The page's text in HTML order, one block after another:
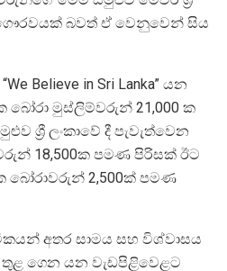
ගෞරවයක් බවත් ඒ වෙනුවෙන් සිය
Believe in Sri Lanka” යන
බෝරා මුස්ලිම්වරුන් 21,000 ක
ශ්‍රී ලංකාවේ දී පැවැත්වෙන
18,500ක පමණ පිරිසක් ඊට
බෝරාවරුන් 2,500ක් පමණ
අතර සාමය සහ විශ්වාසය
තුළ ගෙන යන වැඩපිළිවෙළට